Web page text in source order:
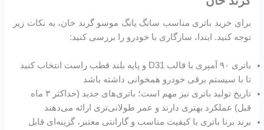
برای خرید باتری مناسب سانگ یانگ موسو گرند خان، به نکات زیر
توجه کنید. ابتدا، سازگاری با خودرو را بررسی کنید:
باتری ۹۰ آمپری با قالب D31 و پایه بلند قطب راست انتخاب کنید
تا با سیستم برقی خودرو همخوانی داشته باشد
تاریخ تولید باتری نیز مهم است؛ باتری‌های جدید (حداکثر ۳ ماه
قبل) عملکرد بهتری دارند و عمر طولانی‌تری ارائه می‌دهند
برند برنا باتری با کیفیت مناسب و گارانتی معتبر، گزینه‌ای قابل